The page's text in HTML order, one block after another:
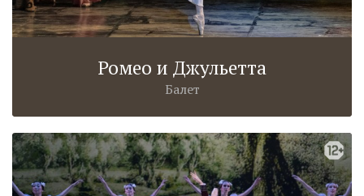
Ромео и Джульетта
Балет